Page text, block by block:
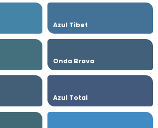
Azul Tibet
Onda Brava
Azul Total